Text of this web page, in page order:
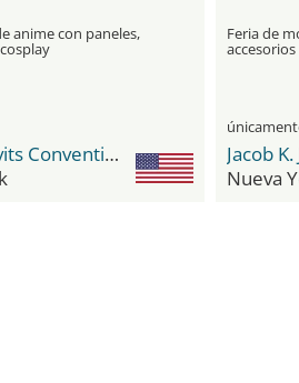
anime con paneles,
Jacob K. Javits Convention Center
Feria de
accesorios
Nueva